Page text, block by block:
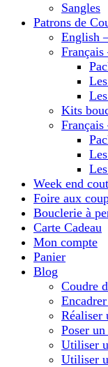
Sangles
Patrons de
English
Kits
Français
Week end
Foire aux
Bouclerie à
Carte Cadeau
Mon compte
Panier
Blog
Coudre
Réaliser
Poser
Utiliser
Utiliser